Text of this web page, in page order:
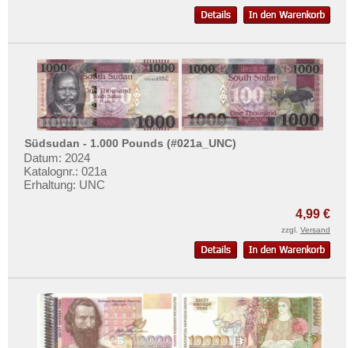
Südsudan - 1.000 Pounds (#021a_UNC)
Datum: 2024
Katalognr.: 021a
Erhaltung: UNC
4,99 €
zzgl. Versand